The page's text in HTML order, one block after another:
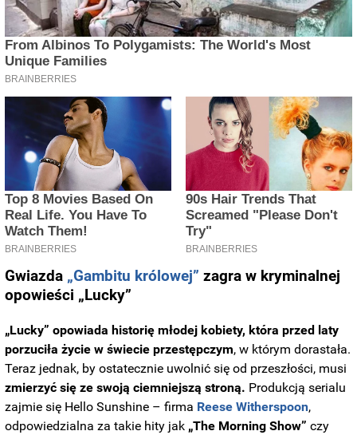
Gwiazda „Gambitu królowej” zagra w kryminalnej
opowieści „Lucky”
„Lucky” opowiada historię młodej kobiety, która przed laty
porzuciła życie w świecie przestępczym, w którym dorastała.
Teraz jednak, by ostatecznie uwolnić się od przeszłości, musi
zmierzyć się ze swoją ciemniejszą stroną. Produkcją serialu
zajmie się Hello Sunshine – firma Reese Witherspoon,
odpowiedzialna za takie hity jak „The Morning Show” czy